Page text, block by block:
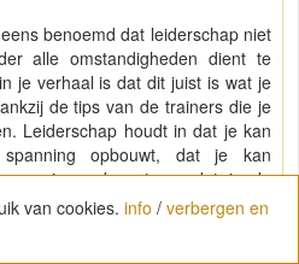
benoemd dat leiderschap niet
alle omstandigheden dient te
je verhaal is dat dit juist is wat je
de tips van de trainers die je
Leiderschap houdt in dat je kan
opbouwt, dat je kan
opbouwt, en dat je de
zodra spanning toch hoog
zijn best is als je geen correctie
van cookies. info / verbergen en